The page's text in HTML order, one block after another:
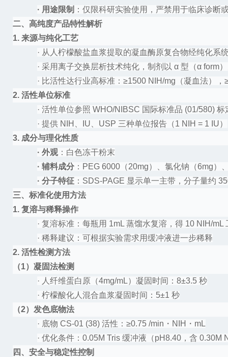
· 用途限制 ：仅限科研实验使用，严禁用于临床诊断
二、高纯度产品特性解析
1. 来源与纯化工艺
· 从人柠檬酸盐血浆提取的凝血酶原复合物经纯化系
· 采用离子交换层析技术纯化，制剂以 α 型（α form
· 比活性达行业高标准： ≥1500 NIH/mg（凝血法），
2. 活性单位标准
· 活性单位参照 WHO/NIBSC 国际标准品 (01/580) 标
· 提供 NIH、IU、USP 三种单位报告（1 NIH = 1 IU）
3. 成分与理化性质
· 外观 ：白色冻干粉末
· 辅料成分 ： PEG 6000（20mg）、氯化钠（6mg）
· 分子特征 ： SDS-PAGE 显示单一主带，分子量约
三、标准化使用方法
1. 复溶与稀释操作
· 复溶标准：每瓶用 1mL 蒸馏水复溶，得 10 NIH/mL
· 稀释建议：可根据实验需求用缓冲液进一步稀释
2. 活性检测方法
（1）凝固法检测
· 人纤维蛋白原（4mg/mL）凝固时间：8±3.5 秒
· 柠檬酸化人混合血浆凝固时间： 5±1 秒
（2）发色底物法
· 底物 CS-01 (38) 活性：≥0.75 /min・NIH・mL
· 优化条件： 0.05M Tris 缓冲液（pH8.40，含 0.30M
四、安全与稳定性控制